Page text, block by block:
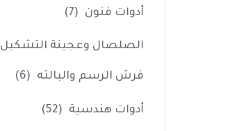
أدوات فنون (7)
الصلصال وعجينة التشكيل
فرش الرسم والبالته (6)
أدوات هندسية (52)